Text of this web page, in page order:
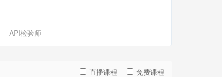
API检验师
直播课程 免费课程